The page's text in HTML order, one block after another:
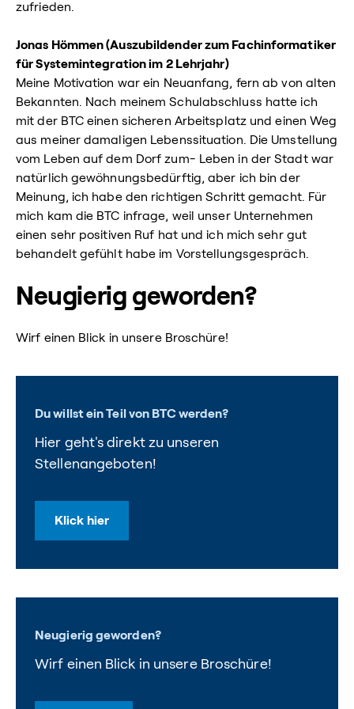
zufrieden.
Jonas Hömmen (Auszubildender zum Fachinformatiker
für Systemintegration im 2 Lehrjahr)
Meine Motivation war ein Neuanfang, fern ab von alten
Bekannten. Nach meinem Schulabschluss hatte ich
mit der BTC einen sicheren Arbeitsplatz und einen Weg
aus meiner damaligen Lebenssituation. Die Umstellung
vom Leben auf dem Dorf zum- Leben in der Stadt war
natürlich gewöhnungsbedürftig, aber ich bin der
Meinung, ich habe den richtigen Schritt gemacht. Für
mich kam die BTC infrage, weil unser Unternehmen
einen sehr positiven Ruf hat und ich mich sehr gut
behandelt gefühlt habe im Vorstellungsgespräch.
Neugierig geworden?
Wirf einen Blick in unsere Broschüre!
Du willst ein Teil von BTC werden?
Hier geht's direkt zu unseren
Stellenangeboten!
Klick hier
Neugierig geworden?
Wirf einen Blick in unsere Broschüre!